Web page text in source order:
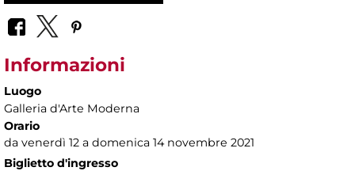
Informazioni
Luogo
Galleria d'Arte Moderna
Orario
da venerdì 12 a domenica 14 novembre 2021
Biglietto d'ingresso